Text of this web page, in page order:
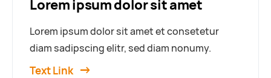
Lorem ipsum dolor sit amet
Lorem ipsum dolor sit amet et consetetur
diam sadipscing elitr, sed diam nonumy.
Text Link